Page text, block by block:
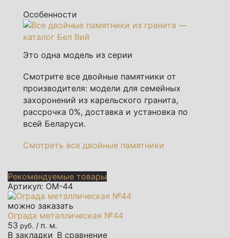
Особенности
Это одна модель из серии
Смотрите все двойные памятники от
производителя: модели для семейных
захоронений из карельского гранита,
рассрочка 0%, доставка и установка по
всей Беларуси.
Смотреть все двойные памятники
Рекомендуемые товары
Артикул: ОМ-44
можно заказать
Ограда металлическая №44
53 руб. / п. м.
В закладки В сравнение